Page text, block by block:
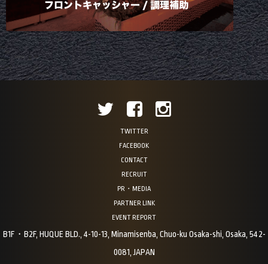
TWITTER
FACEBOOK
CONTACT
RECRUIT
PR・MEDIA
PARTNER LINK
EVENT REPORT
B1F・B2F, HUQUE BLD., 4-10-13, Minamisenba, Chuo-ku Osaka-shi, Osaka, 542-
0081, JAPAN